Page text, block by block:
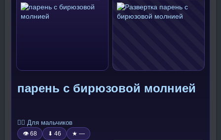
парень с бирюзовой молнией
🧍‍♂️ Для мальчиков
👁 68 ⬇ 46 ★ —